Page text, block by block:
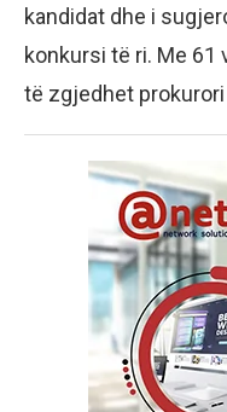
kandidat dhe i
konkursi të ri. Me
të zgjedhet